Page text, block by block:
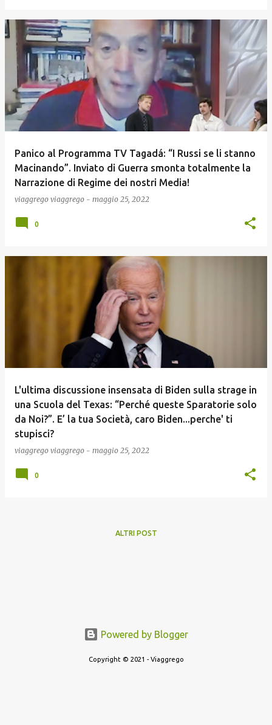
Panico al Programma TV Tagadá: “I Russi se li stanno
Macinando”. Inviato di Guerra smonta totalmente la
Narrazione di Regime dei nostri Media!
viaggrego viaggrego - maggio 25, 2022
0
L'ultima discussione insensata di Biden sulla strage in
una Scuola del Texas: “Perché queste Sparatorie solo
da Noi?”. E’ la tua Società, caro Biden...perche' ti
stupisci?
viaggrego viaggrego - maggio 25, 2022
0
ALTRI POST
Powered by Blogger
Copyright © 2021 - Viaggrego